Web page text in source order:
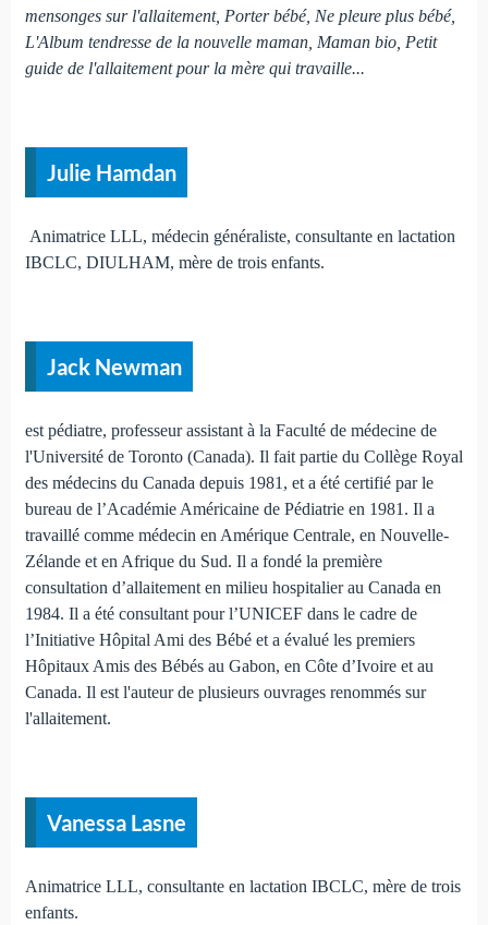
mensonges sur l'allaitement, Porter bébé, Ne pleure plus bébé,
L'Album tendresse de la nouvelle maman, Maman bio, Petit
guide de l'allaitement pour la mère qui travaille...
Julie Hamdan
Animatrice LLL, médecin généraliste, consultante en lactation
IBCLC, DIULHAM, mère de trois enfants.
Jack Newman
est pédiatre, professeur assistant à la Faculté de médecine de
l'Université de Toronto (Canada). Il fait partie du Collège Royal
des médecins du Canada depuis 1981, et a été certifié par le
bureau de l’Académie Américaine de Pédiatrie en 1981. Il a
travaillé comme médecin en Amérique Centrale, en Nouvelle-
Zélande et en Afrique du Sud. Il a fondé la première
consultation d’allaitement en milieu hospitalier au Canada en
1984. Il a été consultant pour l’UNICEF dans le cadre de
l’Initiative Hôpital Ami des Bébé et a évalué les premiers
Hôpitaux Amis des Bébés au Gabon, en Côte d’Ivoire et au
Canada. Il est l'auteur de plusieurs ouvrages renommés sur
l'allaitement.
Vanessa Lasne
Animatrice LLL, consultante en lactation IBCLC, mère de trois
enfants.